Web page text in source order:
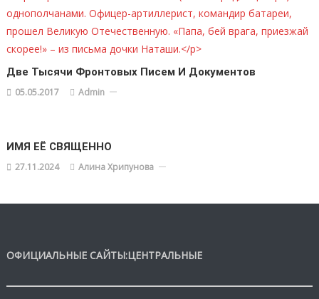
Две Тысячи Фронтовых Писем И Документов
05.05.2017 Admin
ИМЯ ЕЁ СВЯЩЕННО
27.11.2024 Алина Хрипунова
ОФИЦИАЛЬНЫЕ САЙТЫ:ЦЕНТРАЛЬНЫЕ